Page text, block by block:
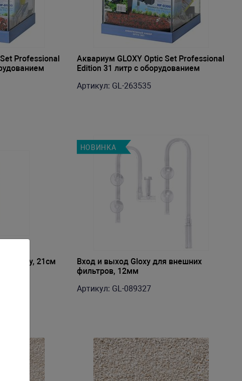
Professional
Аквариум GLOXY Optic Set Professional
Edition 31 литр с оборудованием
Артикул: GL-263535
Gloxy, 21см
Вход и выход Gloxy для внешних
фильтров, 12мм
Артикул: GL-089327
НОВИНКА